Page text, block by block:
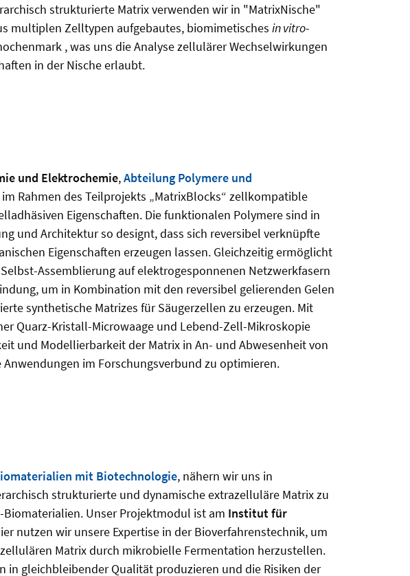
strukturierte Matrix verwenden wir in "MatrixNische"
multiplen Zelltypen aufgebautes, biomimetisches in vitro-
, was uns die Analyse zellulärer Wechselwirkungen
in der Nische erlaubt.
und Elektrochemie,Abteilung Polymere und
Rahmen des Teilprojekts „MatrixBlocks“ zellkompatible
Eigenschaften. Die funktionalen Polymere sind in
und Architektur so designt, dass sich reversibel verknüpfte
Eigenschaften erzeugen lassen. Gleichzeitig ermöglicht
Assemblierung auf elektrogesponnenen Netzwerkfasern
um in Kombination mit den reversibel gelierenden Gelen
synthetische Matrizes für Säugerzellen zu erzeugen. Mit
Quarz-Kristall-Microwaage und Lebend-Zell-Mikroskopie
und Modellierbarkeit der Matrix in An- und Abwesenheit von
im Forschungsverbund zu optimieren.
mit Biotechnologie, nähern wir uns in
strukturierte und dynamische extrazelluläre Matrix zu
Unser Projektmodul ist am Institut für
nutzen wir unsere Expertise in der Bioverfahrenstechnik, um
Matrix durch mikrobielle Fermentation herzustellen.
in gleichbleibender Qualität produzieren und die Risiken der